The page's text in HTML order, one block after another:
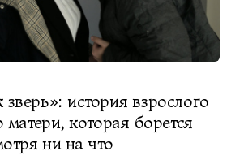
история взрослого
матери, которая борется
ни на что